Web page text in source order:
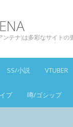
ンテナ)は多彩なサイトの
SS/小説 VTUBER
ブ 噂/ゴシップ